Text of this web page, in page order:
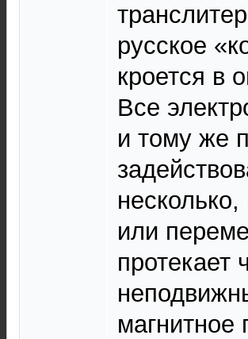
русское
кроется в
Все
и тому же
или
протекает